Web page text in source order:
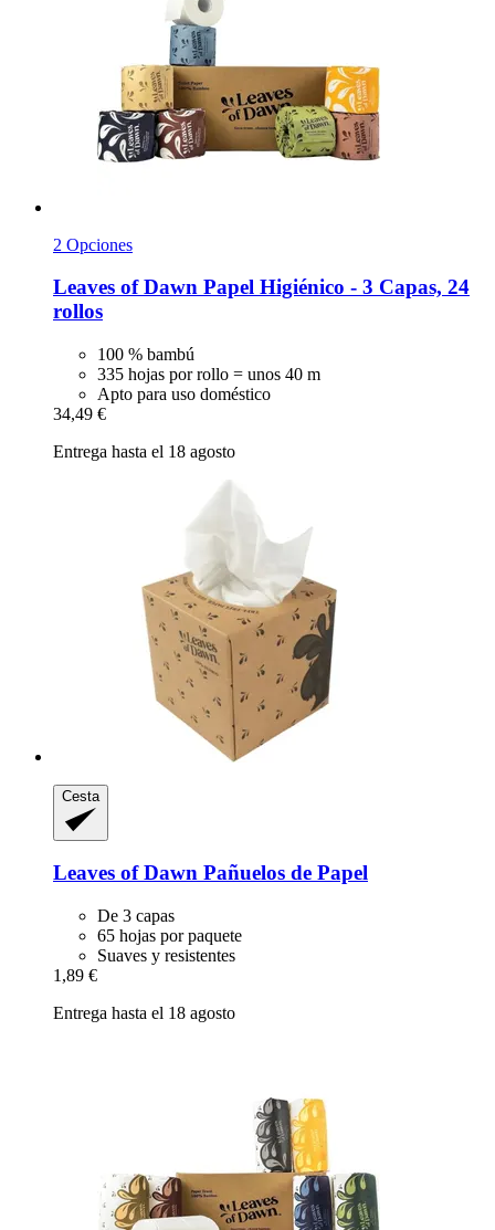
2 Opciones
Leaves of Dawn Papel Higiénico -​ 3 Capas, 24
rollos
100 % bambú
335 hojas por rollo = unos 40 m
Apto para uso doméstico
34,49 €
Entrega hasta el 18 agosto
Cesta
Leaves of Dawn Pañuelos de Papel
De 3 capas
65 hojas por paquete
Suaves y resistentes
1,89 €
Entrega hasta el 18 agosto